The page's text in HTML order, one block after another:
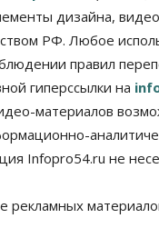
дизайна,
РФ. Любое
правил
гиперссылки на
материалов
Infopro54.ru не
рекламных